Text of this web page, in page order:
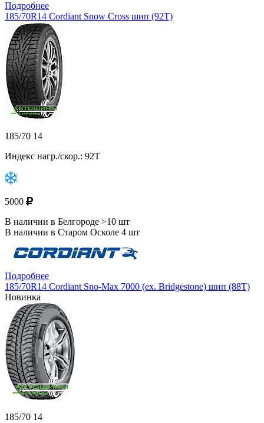
Подробнее
185/70R14 Cordiant Snow Cross шип (92T)
185/70 14
Индекс нагр./скор.: 92T
5000
В наличии в Белгороде >10 шт
В наличии в Старом Осколе 4 шт
Подробнее
185/70R14 Cordiant Sno-Max 7000 (ex. Bridgestone) шип (88T)
Новинка
185/70 14